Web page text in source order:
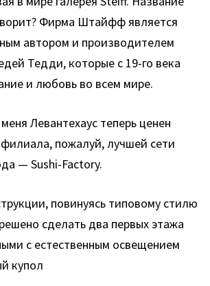
Фирма Штайфф является
автором и производителем
Тедди, которые с 19-го века
и любовь во всем мире.
Левантехаус теперь ценен
пожалуй, лучшей сети
— Sushi-Factory.
повинуясь типовому стилю
сделать два первых этажа
с естественным освещением
купол